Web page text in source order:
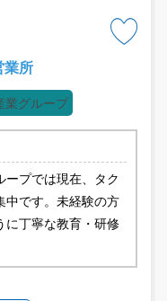
所
業グループ
プでは現在、タク
中です。未経験の方
に丁寧な教育・研修